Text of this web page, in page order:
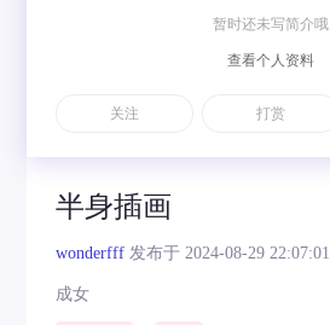
半身插画
wonderfff 发布于 2024-08-29 22:07:01
成女
暂时还未写简介哦
查看个人资料
关注 打赏